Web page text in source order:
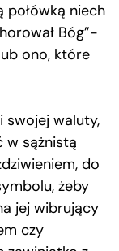
połówką niech
Bóg”-
ono, które
swojej waluty,
w sążnistą
do
żeby
jej wibrujący
czy